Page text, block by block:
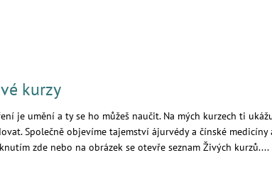
kurzy
je umění a ty se ho můžeš naučit. Na mých kurzech ti
Společně objevíme tajemství ájurvédy a čínské
zde nebo na obrázek se otevře seznam Živých kurzů....